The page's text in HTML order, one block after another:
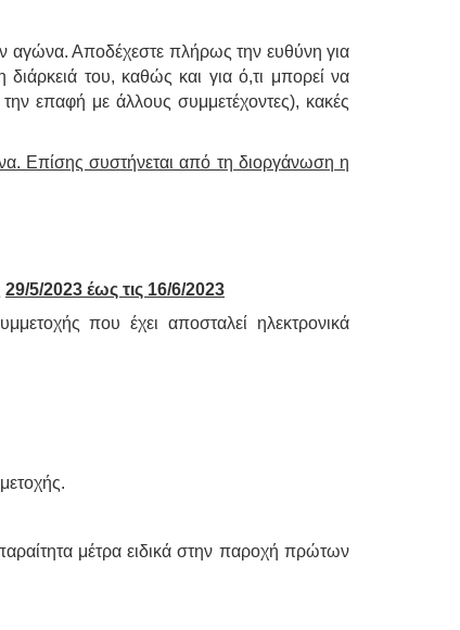
αγώνα. Αποδέχεστε πλήρως την ευθύνη για
του, καθώς και για ό,τι μπορεί να
επαφή με άλλους συμμετέχοντες), κακές
Επίσης συστήνεται από τη διοργάνωση η
29/5/2023 έως τις 16/6/2023
που έχει αποσταλεί ηλεκτρονικά
μέτρα ειδικά στην παροχή πρώτων